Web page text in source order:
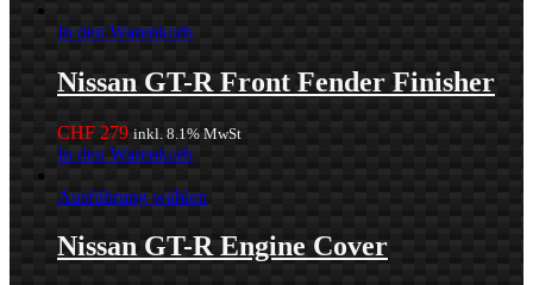
In den Warenkorb
Nissan GT-R Front Fender Finisher
CHF 279 inkl. 8.1% MwSt
In den Warenkorb
Ausführung wählen
Nissan GT-R Engine Cover